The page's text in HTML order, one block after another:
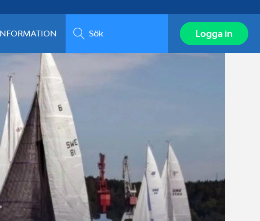
Sök Logga in